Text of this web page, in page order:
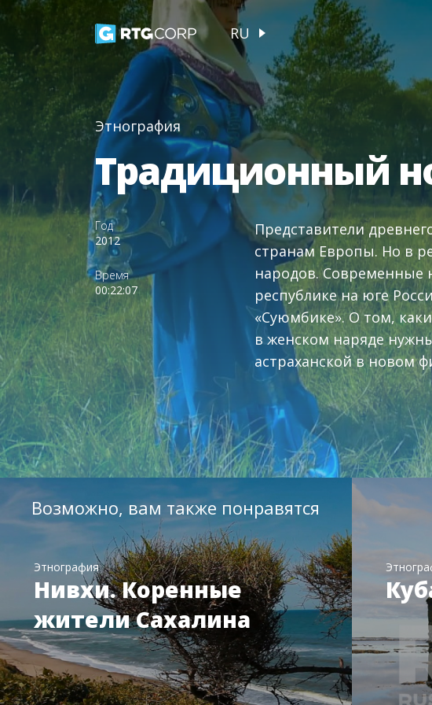
RU
Этнография
Традиционный
Год
2012
Время
00:22:07
Представители
странам Европы. Но в
народов. Современные
республике на юге
«Суюмбике». О том,
в женском наряде
астраханской в новом
Возможно, вам также понравятся
Этнография
Нивхи. Коренные
жители Сахалина